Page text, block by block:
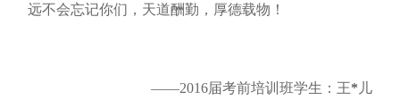
远不会忘记你们，天道酬勤，厚德载物！
——2016届考前培训班学生：王* 儿